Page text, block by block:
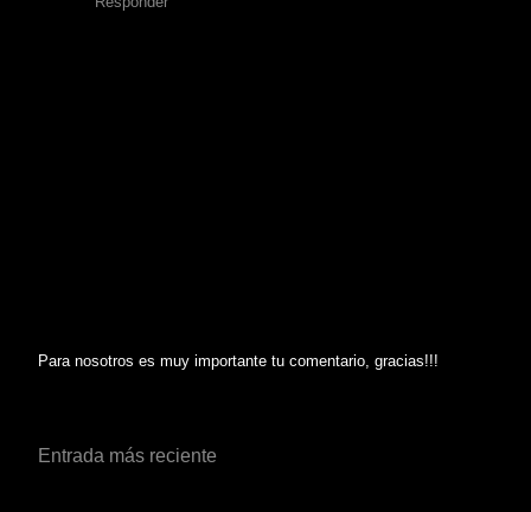
Para nosotros es muy importante tu comentario, gracias!!!
Entrada más reciente